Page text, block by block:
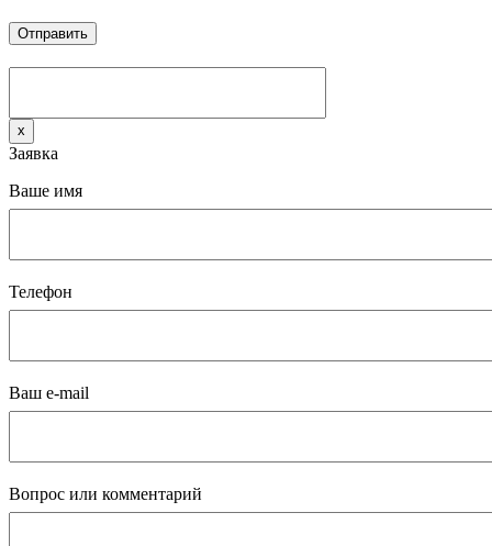
x
Заявка
Ваше имя
Телефон
Ваш e-mail
Вопрос или комментарий